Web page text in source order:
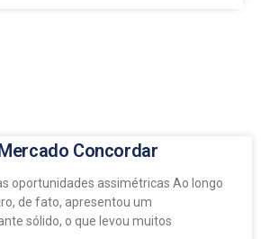
Concordar
oportunidades assimétricas Ao longo
de fato, apresentou um
sólido, o que levou muitos